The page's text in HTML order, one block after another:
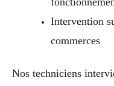
Intervention
commerces
Nos techniciens